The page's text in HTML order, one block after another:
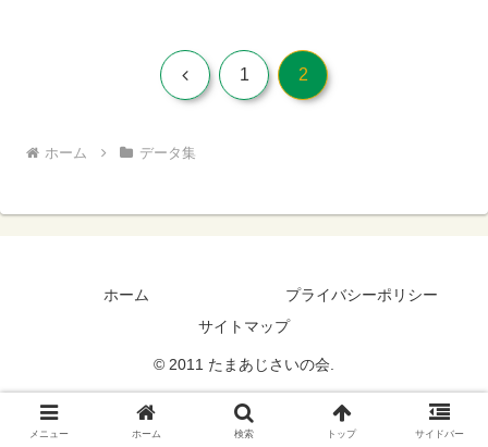
前 1 2
ホーム データ集
ホーム
プライバシーポリシー
サイトマップ
© 2011 たまあじさいの会.
メニュー ホーム 検索 トップ サイドバー